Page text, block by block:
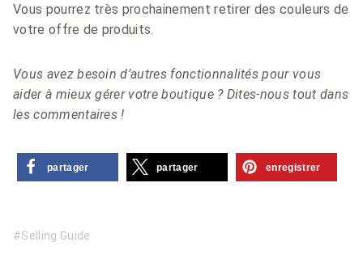
Vous pourrez très prochainement retirer des couleurs de
votre offre de produits.
Vous avez besoin d’autres fonctionnalités pour vous
aider à mieux gérer votre boutique ? Dites-nous tout dans
les commentaires !
partager partager enregistrer
Selling Guide